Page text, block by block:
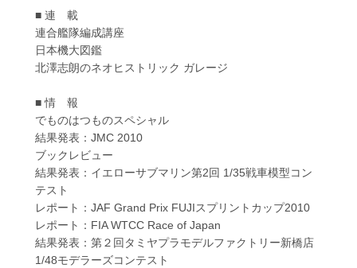
■ 連 載
連合艦隊編成講座
日本機大図鑑
北澤志朗のネオヒストリック ガレージ
■ 情 報
でものはつものスペシャル
結果発表：JMC 2010
ブックレビュー
結果発表：イエローサブマリン第2回 1/35戦車模型コン
テスト
レポート：JAF Grand Prix FUJIスプリントカップ2010
レポート：FIA WTCC Race of Japan
結果発表：第２回タミヤプラモデルファクトリー新橋店
1/48モデラーズコンテスト